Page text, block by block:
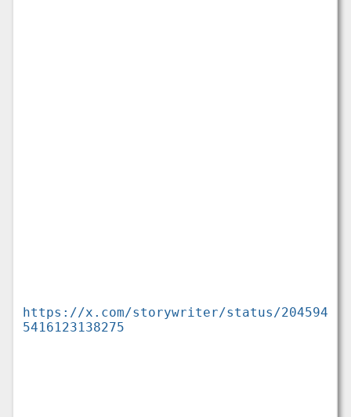
https://x.com/storywriter/status/204594
5416123138275